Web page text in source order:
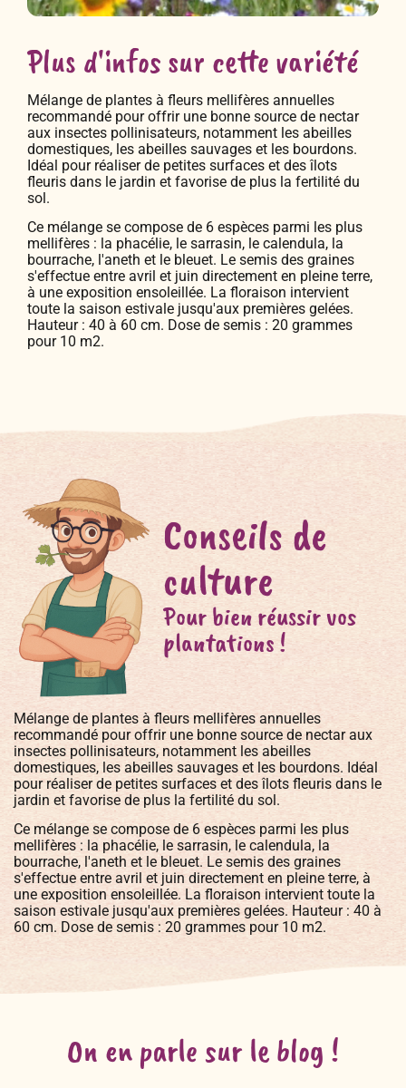
Plus d'infos sur cette variété
Mélange de plantes à fleurs mellifères annuelles
recommandé pour offrir une bonne source de nectar
aux insectes pollinisateurs, notamment les abeilles
domestiques, les abeilles sauvages et les bourdons.
Idéal pour réaliser de petites surfaces et des îlots
fleuris dans le jardin et favorise de plus la fertilité du
sol.
Ce mélange se compose de 6 espèces parmi les plus
mellifères : la phacélie, le sarrasin, le calendula, la
bourrache, l'aneth et le bleuet. Le semis des graines
s'effectue entre avril et juin directement en pleine terre,
à une exposition ensoleillée. La floraison intervient
toute la saison estivale jusqu'aux premières gelées.
Hauteur : 40 à 60 cm. Dose de semis : 20 grammes
pour 10 m2.
Conseils de
culture
Pour bien réussir vos
plantations !
Mélange de plantes à fleurs mellifères annuelles
recommandé pour offrir une bonne source de nectar aux
insectes pollinisateurs, notamment les abeilles
domestiques, les abeilles sauvages et les bourdons. Idéal
pour réaliser de petites surfaces et des îlots fleuris dans le
jardin et favorise de plus la fertilité du sol.
Ce mélange se compose de 6 espèces parmi les plus
mellifères : la phacélie, le sarrasin, le calendula, la
bourrache, l'aneth et le bleuet. Le semis des graines
s'effectue entre avril et juin directement en pleine terre, à
une exposition ensoleillée. La floraison intervient toute la
saison estivale jusqu'aux premières gelées. Hauteur : 40 à
60 cm. Dose de semis : 20 grammes pour 10 m2.
On en parle sur le blog !